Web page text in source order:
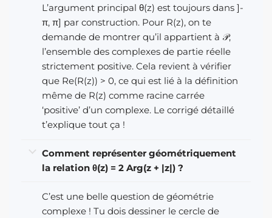
L’argument principal θ(z) est toujours dans ]-
π, π] par construction. Pour R(z), on te
demande de montrer qu’il appartient à 𝒫,
l’ensemble des complexes de partie réelle
strictement positive. Cela revient à vérifier
que Re(R(z)) > 0, ce qui est lié à la définition
même de R(z) comme racine carrée
‘positive’ d’un complexe. Le corrigé détaillé
t’explique tout ça !
Comment représenter géométriquement
la relation θ(z) = 2 Arg(z + |z|) ?
C’est une belle question de géométrie
complexe ! Tu dois dessiner le cercle de